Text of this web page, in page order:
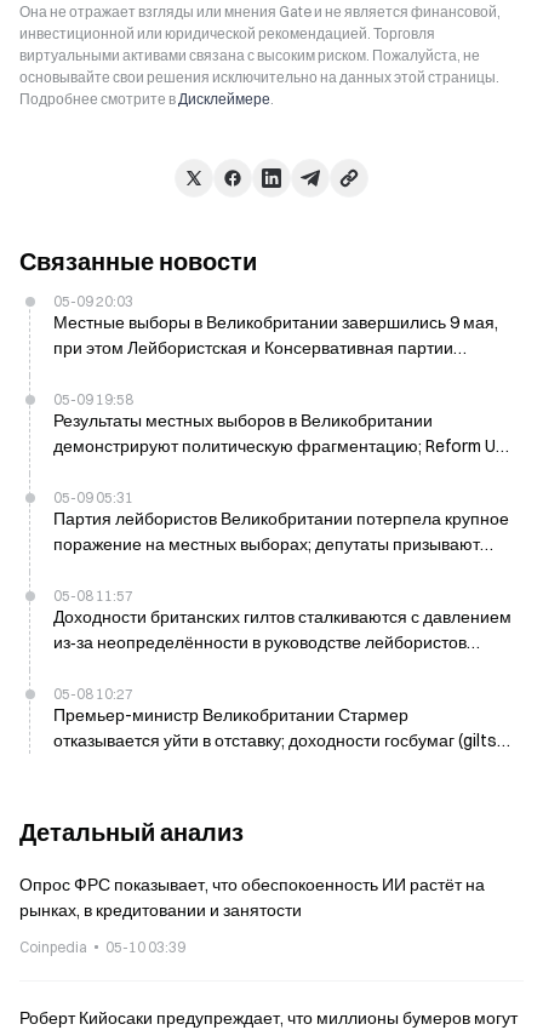
Она не отражает взгляды или мнения Gate и не является финансовой,
инвестиционной или юридической рекомендацией. Торговля
виртуальными активами связана с высоким риском. Пожалуйста, не
основывайте свои решения исключительно на данных этой страницы.
Подробнее смотрите вДисклеймере.
Связанные новости
05-09 20:03
Местные выборы в Великобритании завершились 9 мая,
при этом Лейбористская и Консервативная партии
05-09 19:58
Результаты местных выборов в Великобритании
демонстрируют политическую фрагментацию; Reform UK
05-09 05:31
Партия лейбористов Великобритании потерпела крупное
поражение на местных выборах; депутаты призывают
05-08 11:57
Доходности британских гилтов сталкиваются с давлением
из‑за неопределённости в руководстве лейбористов
05-08 10:27
Премьер-министр Великобритании Стармер
отказывается уйти в отставку; доходности госбумаг (gilts)
Детальный анализ
Опрос ФРС показывает, что обеспокоенность ИИ растёт на
рынках, в кредитовании и занятости
Coinpedia 05-10 03:39
Роберт Кийосаки предупреждает, что миллионы бумеров могут